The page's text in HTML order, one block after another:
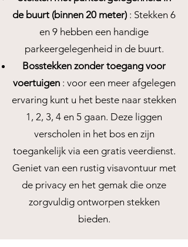
de buurt (binnen 20 meter) : Stekken 6
en 9 hebben een handige
parkeergelegenheid in de buurt.
Bosstekken zonder toegang voor
voertuigen: voor een meer afgelegen
ervaring kunt u het beste naar stekken
1, 2, 3, 4 en 5 gaan. Deze liggen
verscholen in het bos en zijn
toegankelijk via een gratis veerdienst.
Geniet van een rustig visavontuur met
de privacy en het gemak die onze
zorgvuldig ontworpen stekken
bieden.